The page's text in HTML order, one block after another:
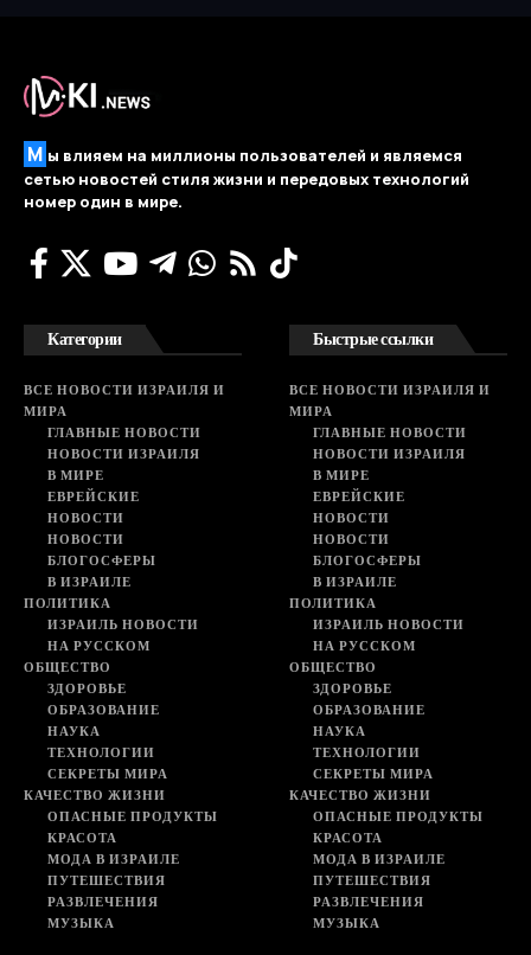
М ы влияем на миллионы пользователей и являемся
сетью новостей стиля жизни и передовых технологий
номер один в мире.
Категории
ВСЕ НОВОСТИ ИЗРАИЛЯ И
МИРА
ГЛАВНЫЕ НОВОСТИ
НОВОСТИ ИЗРАИЛЯ
В МИРЕ
ЕВРЕЙСКИЕ
НОВОСТИ
НОВОСТИ
БЛОГОСФЕРЫ
В ИЗРАИЛЕ
ПОЛИТИКА
ИЗРАИЛЬ НОВОСТИ
НА РУССКОМ
ОБЩЕСТВО
ЗДОРОВЬЕ
ОБРАЗОВАНИЕ
НАУКА
ТЕХНОЛОГИИ
СЕКРЕТЫ МИРА
КАЧЕСТВО ЖИЗНИ
ОПАСНЫЕ ПРОДУКТЫ
КРАСОТА
МОДА В ИЗРАИЛЕ
ПУТЕШЕСТВИЯ
РАЗВЛЕЧЕНИЯ
МУЗЫКА
Быстрые ссылки
ВСЕ НОВОСТИ ИЗРАИЛЯ И
МИРА
ГЛАВНЫЕ НОВОСТИ
НОВОСТИ ИЗРАИЛЯ
В МИРЕ
ЕВРЕЙСКИЕ
НОВОСТИ
НОВОСТИ
БЛОГОСФЕРЫ
В ИЗРАИЛЕ
ПОЛИТИКА
ИЗРАИЛЬ НОВОСТИ
НА РУССКОМ
ОБЩЕСТВО
ЗДОРОВЬЕ
ОБРАЗОВАНИЕ
НАУКА
ТЕХНОЛОГИИ
СЕКРЕТЫ МИРА
КАЧЕСТВО ЖИЗНИ
ОПАСНЫЕ ПРОДУКТЫ
КРАСОТА
МОДА В ИЗРАИЛЕ
ПУТЕШЕСТВИЯ
РАЗВЛЕЧЕНИЯ
МУЗЫКА